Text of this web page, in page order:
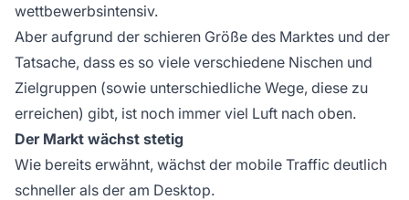
wettbewerbsintensiv.
Aber aufgrund der schieren Größe des Marktes und der
Tatsache, dass es so viele verschiedene Nischen und
Zielgruppen (sowie unterschiedliche Wege, diese zu
erreichen) gibt, ist noch immer viel Luft nach oben.
Der Markt wächst stetig
Wie bereits erwähnt, wächst der mobile Traffic deutlich
schneller als der am Desktop.